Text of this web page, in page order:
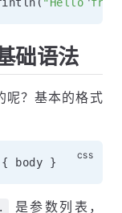
础语法
呢？基本的格式
{ body }
是参数列表，